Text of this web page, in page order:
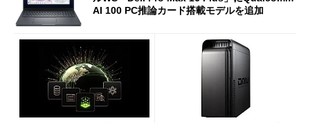
AI 100 PC推論カード搭載モデルを追加